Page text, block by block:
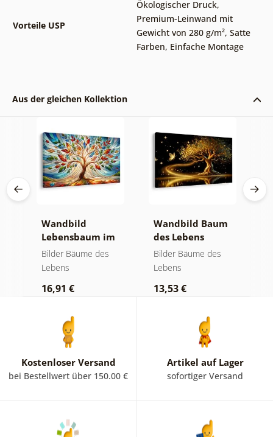
Vorteile USP
Ökologischer Druck,
Premium-Leinwand mit
Gewicht von 280 g/m², Satte
Farben, Einfache Montage
Aus der gleichen Kollektion
Wandbild
Lebensbaum im
bunten
Glasfenster
Bilder Bäume des
Lebens
16,91 €
Wandbild Baum
des Lebens
goldene Magie
Bilder Bäume des
Lebens
13,53 €
Kostenloser Versand
bei Bestellwert über 150.00 €
Artikel auf Lager
sofortiger Versand